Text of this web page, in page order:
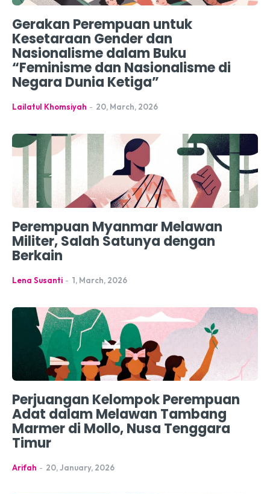
Gerakan Perempuan untuk
Kesetaraan Gender dan
Nasionalisme dalam Buku
“Feminisme dan Nasionalisme di
Negara Dunia Ketiga”
Lailatul Khomsiyah - 20, March, 2026
Perempuan Myanmar Melawan
Militer, Salah Satunya dengan
Berkain
Lena Susanti - 1, March, 2026
Perjuangan Kelompok Perempuan
Adat dalam Melawan Tambang
Marmer di Mollo, Nusa Tenggara
Timur
Arifah - 20, January, 2026